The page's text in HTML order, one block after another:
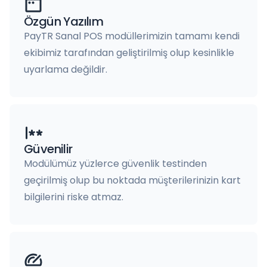
Özgün Yazılım
PayTR Sanal POS modüllerimizin tamamı kendi
ekibimiz tarafından geliştirilmiş olup kesinlikle
uyarlama değildir.
Güvenilir
Modülümüz yüzlerce güvenlik testinden
geçirilmiş olup bu noktada müşterilerinizin kart
bilgilerini riske atmaz.